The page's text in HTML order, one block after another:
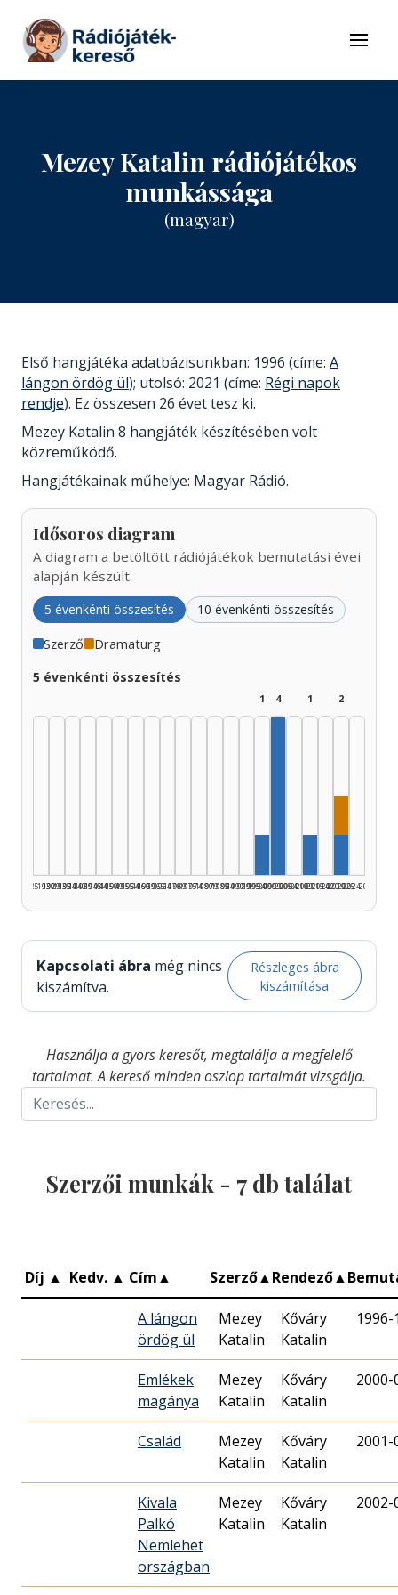
Tovább a tartalomhoz
Menü
Mezey Katalin rádiójátékos
munkássága
(magyar)
Első hangjátéka adatbázisunkban: 1996 (címe: A
lángon ördög ül); utolsó: 2021 (címe: Régi napok
rendje). Ez összesen 26 évet tesz ki.
Mezey Katalin 8 hangjáték készítésében volt
közreműködő.
Hangjátékainak műhelye: Magyar Rádió.
Idősoros diagram
A diagram a betöltött rádiójátékok bemutatási évei
alapján készült.
5 évenkénti összesítés 10 évenkénti összesítés
Szerző Dramaturg
5 évenkénti összesítés
1925–1929
1930–1934
1935–1939
1940–1944
1945–1949
1950–1954
1955–1959
1960–1964
1965–1969
1970–1974
1975–1979
1980–1984
1985–1989
1990–1994
1
1995–1999
4
2000–2004
2005–2009
1
2010–2014
2015–2019
2
2020–2024
2025–2026
Kapcsolati ábra még nincs
kiszámítva.
Részleges ábra
kiszámítása
Használja a gyors keresőt, megtalálja a megfelelő
tartalmat. A kereső minden oszlop tartalmát vizsgálja.
Szerzői munkák - 7 db találat
Díj ▲ Kedv. ▲ Cím▲ Szerző▲Rendező▲
A lángon
ördög ül
Mezey
Katalin
Kőváry
Katalin
Emlékek
magánya
Mezey
Katalin
Kőváry
Katalin
2000-
Család
Mezey
Katalin
Kőváry
Katalin
2001-
Kivala
Palkó
Nemlehet
országban
Mezey
Katalin
Kőváry
Katalin
2002-